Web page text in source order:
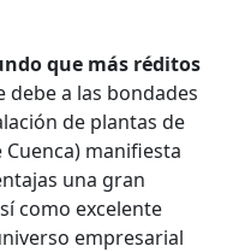
que más réditos
debe a las bondades
de plantas de
Cuenca) manifiesta
una gran
como excelente
empresarial